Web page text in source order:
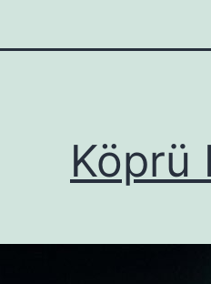
Köprü